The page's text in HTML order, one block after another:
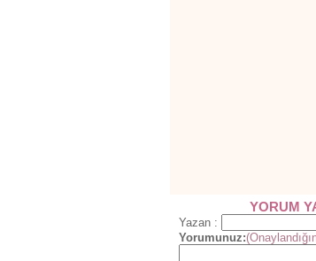
YORUM
Yazan :
Yorumunuz: